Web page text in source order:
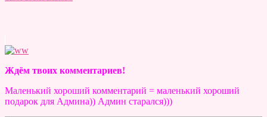
Ждём твоих комментариев!
Маленький хороший комментарий = маленький хороший
подарок для Админа)) Админ старался)))